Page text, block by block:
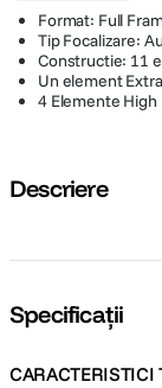
Format: Full
Tip Focalizare:
Constructie: 11
Un element
4 Elemente
Descriere
Specificații
CARACTERISTICI